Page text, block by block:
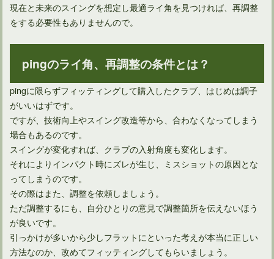
交換したばかりのゴルフのグリップを再利用できる外し方
ゴルフクラブのグリップ交換をするなら溶剤は灯油を使おう
濡れて滑るゴルフクラブをグリップ交換する時の目安とは
赤錆だらけのウェッジ眠ってない？ガンブルー染めで大変身！
現在と未来のスイングを想定し最適ライ角を見つければ、再調整
をする必要性もありませんので。
pingのライ角、再調整の条件とは？
pingに限らずフィッティングして購入したクラブ、はじめは調子
がいいはずです。
ですが、技術向上やスイング改造等から、合わなくなってしまう
場合もあるのです。
スイングが変化すれば、クラブの入射角度も変化します。
それによりインパクト時にズレが生じ、ミスショットの原因とな
ってしまうのです。
その際はまた、調整を依頼しましょう。
ただ調整するにも、自分ひとりの意見で調整箇所を伝えないほう
が良いです。
引っかけが多いから少しフラットにといった考えが本当に正しい
方法なのか、改めてフィッティングしてもらいましょう。